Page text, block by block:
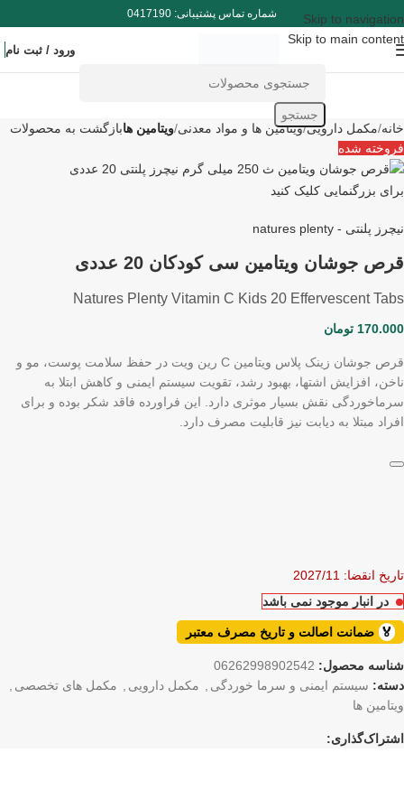
Skip to navigation
Skip to main content
شماره تماس پشتیبانی: 0417190
ورود / ثبت نام
جستجو
خانه مکمل دارویی ویتامین ها و مواد معدنی ویتامین هابازگشت به محصولات
فروخته شده
برای بزرگنمایی کلیک کنید
نیچرز پلنتی - natures plenty
قرص جوشان ویتامین سی کودکان 20 عددی
Natures Plenty Vitamin C Kids 20 Effervescent Tabs
170.000 تومان
قرص جوشان زینک پلاس ویتامین C رین ویت در حفظ سلامت پوست، مو و
ناخن، افزایش اشتها، بهبود رشد، تقویت سیستم ایمنی و کاهش ابتلا به
سرماخوردگی نقش بسیار موثری دارد. این فراورده فاقد شکر بوده و برای
افراد مبتلا به دیابت نیز قابلیت مصرف دارد.
تاریخ انقضا: 2027/11
در انبار موجود نمی باشد
🏅 ضمانت اصالت و تاریخ مصرف معتبر
شناسه محصول: 06262998902542
دسته: سیستم ایمنی و سرما خوردگی مکمل دارویی مکمل های تخصصی
ویتامین ها
اشتراک‌گذاری: